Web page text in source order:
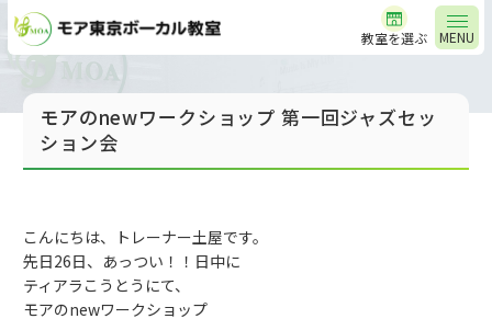
MENU
教室を選ぶ
モアのnewワークショップ 第一回ジャズセッ
ション会
こんにちは、トレーナー土屋です。
先日26日、あっつい！！日中に
ティアラこうとうにて、
モアのnewワークショップ